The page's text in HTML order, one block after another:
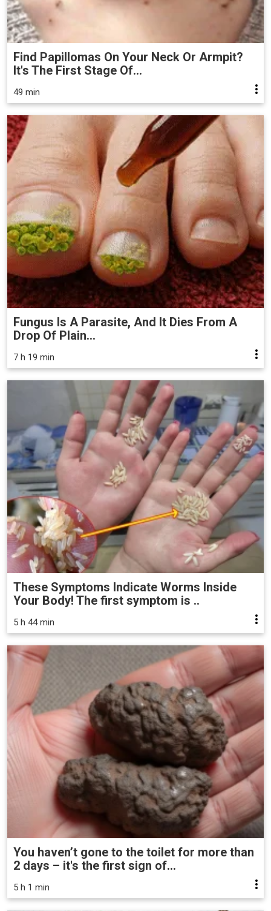
Find Papillomas On Your Neck Or Armpit?
It's The First Stage Of...
49 min
Fungus Is A Parasite, And It Dies From A
Drop Of Plain...
7 h 19 min
These Symptoms Indicate Worms Inside
Your Body! The first symptom is ..
5 h 44 min
You haven’t gone to the toilet for more than
2 days – it's the first sign of...
5 h 1 min